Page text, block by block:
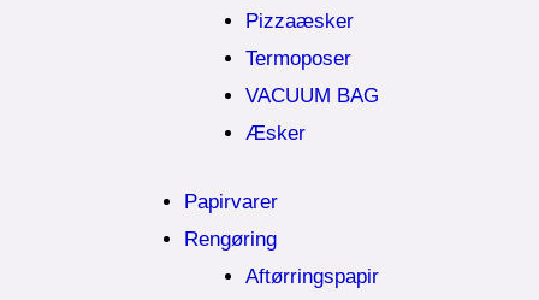
Pizzaæsker
Termoposer
VACUUM BAG
Æsker
Papirvarer
Rengøring
Aftørringspapir